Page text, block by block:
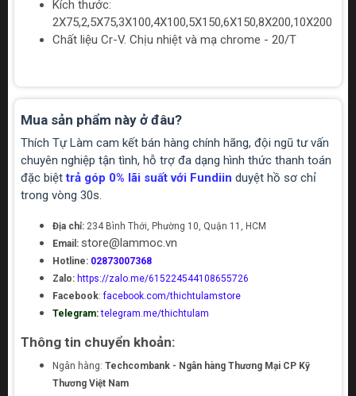
Kích thước:
2X75,2,5X75,3X100,4X100,5X150,6X150,8X200,10X200
Chất liệu Cr-V. Chịu nhiệt và mạ chrome - 20/T
Mua sản phẩm này ở đâu?
Thích Tự Làm cam kết bán hàng chính hãng, đội ngũ tư vấn
chuyên nghiệp tận tình, hỗ trợ đa dạng hình thức thanh toán
đặc biệttrả góp 0% lãi suất với Fundiin duyệt hồ sơ chỉ
trong vòng 30s.
Địa chỉ: 234 Bình Thới, Phường 10, Quận 11, HCM
Email: store@lammoc.vn
Hotline: 02873007368
Zalo: https://zalo.me/615224544108655726
Facebook:facebook.com/thichtulamstore
Telegram: telegram.me/thichtulam
Thông tin chuyển khoản:
Ngân hàng: Techcombank - Ngân hàng Thương Mại CP Kỹ
Thương Việt Nam